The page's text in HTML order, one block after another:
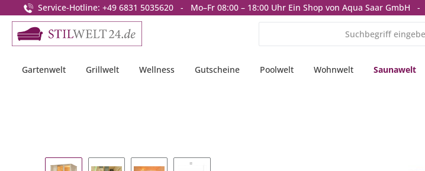
Zur Hauptnavigation springen
Service-Hotline: +49 6831 5035620 - Mo–Fr 08:00 – 18:00 Uhr Ein Shop von Aqua Saar GmbH -
Gartenwelt Grillwelt Wellness Gutscheine Poolwelt Wohnwelt Saunawelt
Bildergalerie überspringen